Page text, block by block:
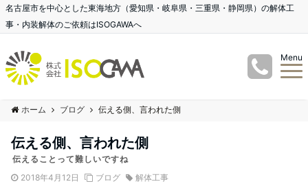
名古屋市を中心とした東海地方（愛知県・岐阜県・三重県・静岡県）の解体工
事・内装解体のご依頼はISOGAWAへ
Menu
ホーム ブログ 伝える側、言われた側
伝える側、言われた側
伝えることって難しいですね
2018年4月12日
ブログ 解体工事